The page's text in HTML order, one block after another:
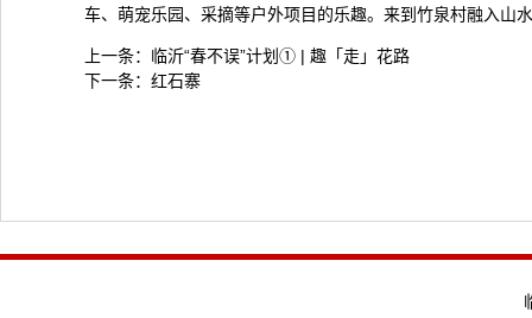
车、萌宠乐园、采摘等户外项目的乐趣。来到竹泉村融入山
上一条： 临沂“春不误”计划① | 趣「走」花路
下一条： 红石寨